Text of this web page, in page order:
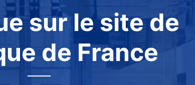
sur le site de
de France